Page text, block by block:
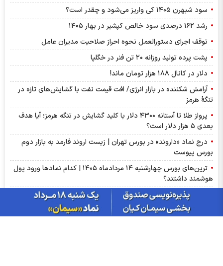
سود شبهرن ۱۴۰۵ کی واریز می‌شود و چقدر است؟
رشد ۱۶۲ درصدی سود خالص کپشیر در بهار ۱۴۰۵
توقف اجرای دستورالعمل نحوه احراز صلاحیت مدیران عامل
پشت پرده تولید روزانه ۲۰ تن فنر در خگلپا
دلار در کانال ۱۸۸ هزار تومان ماند!
آرامش شکننده در بازار انرژی/ افت قیمت نفت با گشایش‌های تازه در
تنگۀ هرمز
پرواز طلا تا آستانه ۴۳۰۰ دلار با کلید گشایش در تنگه هرمز؛ آیا هدف
بعدی ۵ هزار دلار است؟
درج نماد «داروند» در بورس تهران | زیست اروند فارمد به بازار دوم
بورس پیوست
ترین‌های بورس چهارشنبه ۱۴ مردادماه ۱۴۰۵ | کدام نماد‌ها ورود پول
هوشمند داشتند؟
گزارش ماهانه صنعت روانکار تیر ۱۴۰۵ | موفقیت چهار شرکت در ثبت
رکورد تاریخی